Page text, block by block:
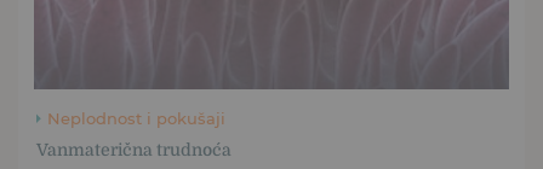
Neplodnost i pokušaji
Vanmaterična trudnoća